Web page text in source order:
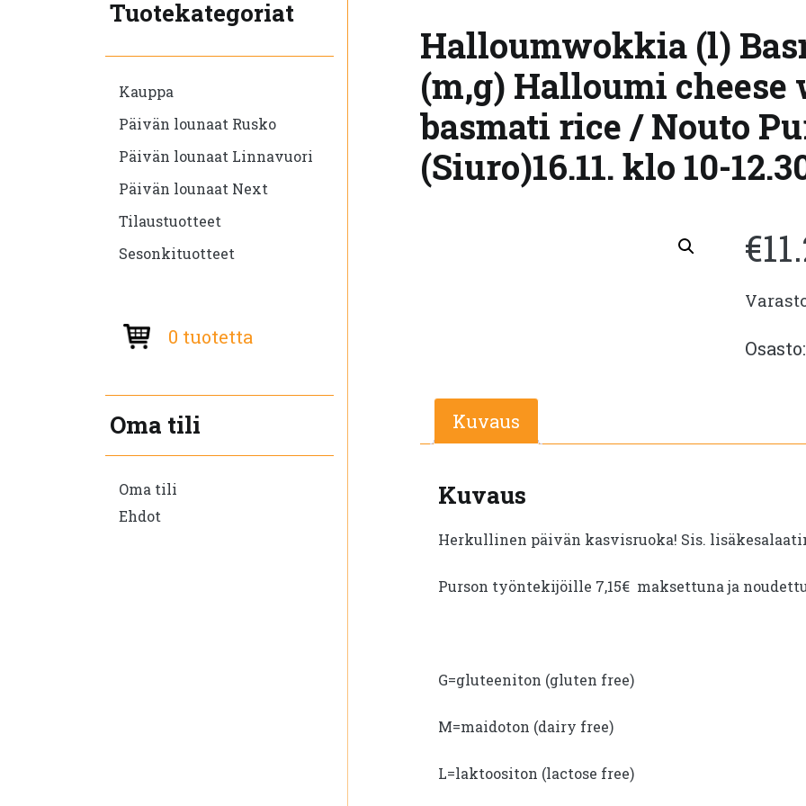
Tuotekategoriat
Kauppa
Päivän lounaat Rusko
Päivän lounaat Linnavuori
Päivän lounaat Next
Tilaustuotteet
Sesonkituotteet
0 tuotetta
Oma tili
Oma tili
Ehdot
Halloumwokkia (l)
(m,g) Halloumi cheese
basmati rice / Nouto
(Siuro)16.11. klo 10-
€
Kuvaus
Kuvaus
Herkullinen päivän kasvisruoka! Sis.
Purson työntekijöille 7,15€ maksettuna ja
G=gluteeniton (gluten free)
M=maidoton (dairy free)
L=laktoositon (lactose free)